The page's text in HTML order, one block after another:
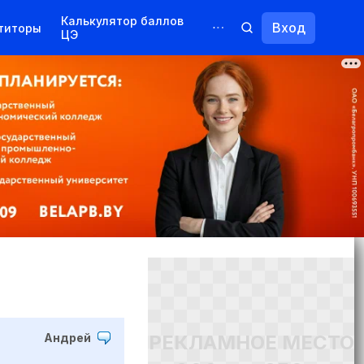
Калькулятор баллов
ЦЭ
Курсы
Переподготовка
Вход
Андрей РЕКЛАМНОЕ МЕСТО